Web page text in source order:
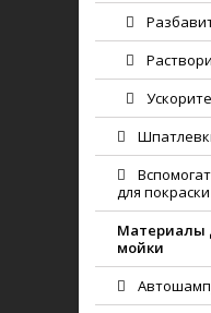
для покраски
Материалы
мойки